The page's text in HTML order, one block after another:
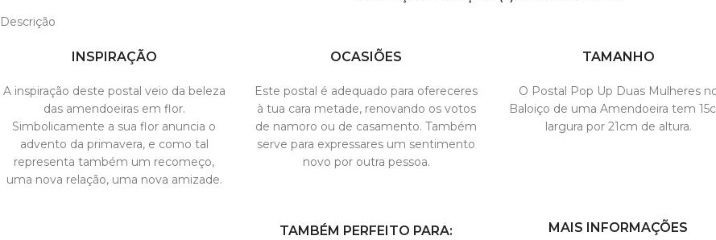
Descrição
INSPIRAÇÃO
A inspiração deste postal veio da beleza
das amendoeiras em flor.
Simbolicamente a sua flor anuncia o
advento da primavera, e como tal
representa também um recomeço,
uma nova relação, uma nova amizade.
OCASIÕES
Este postal é adequado para ofereceres
à tua cara metade, renovando os votos
de namoro ou de casamento. Também
serve para expressares um sentimento
novo por outra pessoa.
TAMBÉM PERFEITO PARA:
TAMANHO
O Postal Pop Up Duas Mulheres
Baloiço de uma Amendoeira tem
largura por 21cm de altura.
MAIS INFORMAÇÕES